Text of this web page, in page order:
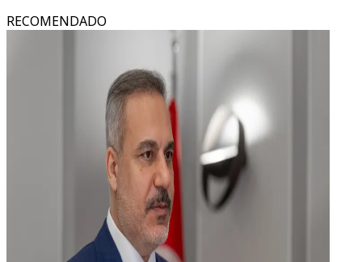
RECOMENDADO